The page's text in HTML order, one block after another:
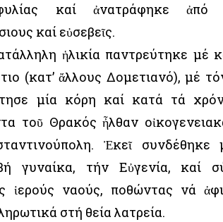
καί ἀνατράφηκε ἀπό
καί εὐσεβεῖς.
ἡλικία παντρεύτηκε μέ
(κατ’ ἄλλους Δομετιανό), μέ
μία κόρη καί κατά τά
τοῦ Θρακός ἦλθαν
Ἐκεῖ συνδέθηκε
γυναίκα, τήν Εὐγενία, καί
ἱερούς ναούς, ποθώντας νά
στή θεία λατρεία.